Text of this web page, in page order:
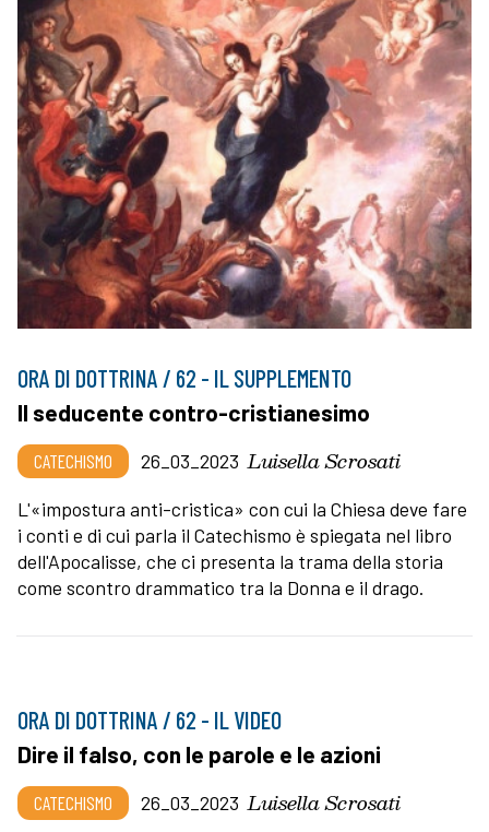
ORA DI DOTTRINA / 62 - IL SUPPLEMENTO
Il seducente contro-cristianesimo
CATECHISMO 26_03_2023 Luisella Scrosati
L'«impostura anti-cristica» con cui la Chiesa deve fare
i conti e di cui parla il Catechismo è spiegata nel libro
dell'Apocalisse, che ci presenta la trama della storia
come scontro drammatico tra la Donna e il drago.
ORA DI DOTTRINA / 62 - IL VIDEO
Dire il falso, con le parole e le azioni
CATECHISMO 26_03_2023 Luisella Scrosati